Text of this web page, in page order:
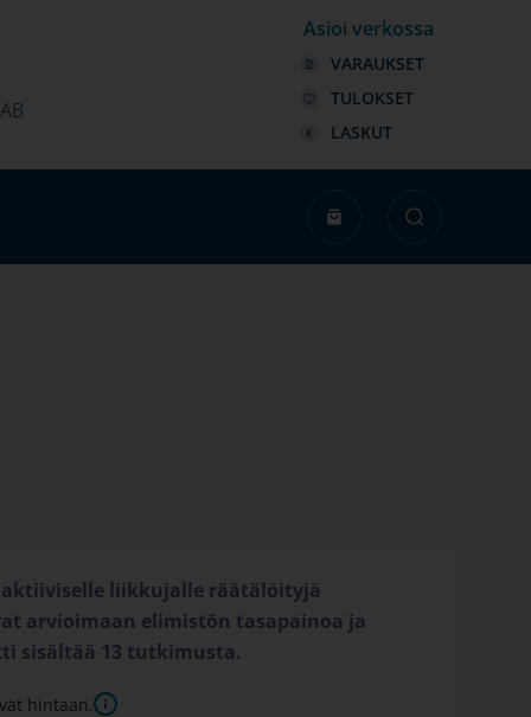
Asioi verkossa
VARAUKSET
TULOKSET
LASKUT
liikkujalle räätälöityjä
arvioimaan elimistön tasapainoa ja
sisältää 13 tutkimusta.
hintaan.